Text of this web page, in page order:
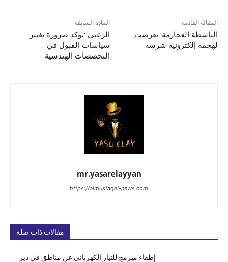
المادة السابقة
الزعبي :يؤكد ضرورة تغيير
سياسات القبول في
التخصصات الهندسية
المقالة القادمة
الناشطة العجارمة: تعرضت
لهجمة إلكترونية شرسة
mr.yasarelayyan
https://almustaqel-news.com
مقالات ذات صلة
إطفاء مبرمج للتيار الكهربائي عن مناطق في دير